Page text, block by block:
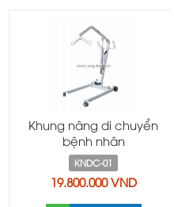
Khung nâng di chuyển
bệnh nhân
KNDC-01
19.800.000 VND